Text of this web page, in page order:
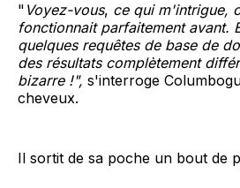
" Voyez-vous, ce qui m'intrigue,
fonctionnait parfaitement avant.
quelques requêtes de base de
des résultats complètement
bizarre !", s'interroge
cheveux.
Il sortit de sa poche un bout de